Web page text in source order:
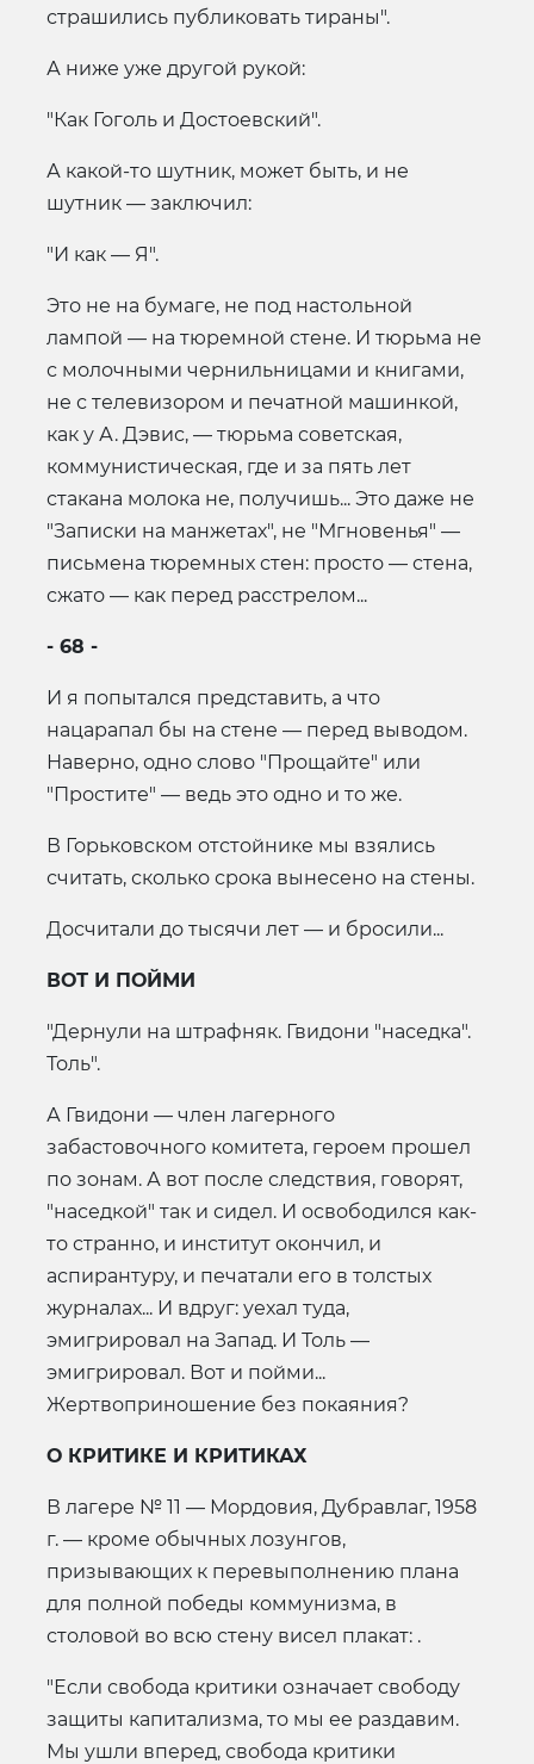
страшились публиковать тираны".
А ниже уже другой рукой:
"Как Гоголь и Достоевский".
А какой-то шутник, может быть, и не
шутник — заключил:
"И как — Я".
Это не на бумаге, не под настольной
лампой — на тюремной стене. И тюрьма не
с молочными чернильницами и книгами,
не с телевизором и печатной машинкой,
как у А. Дэвис, — тюрьма советская,
коммунистическая, где и за пять лет
стакана молока не, получишь... Это даже не
"Записки на манжетах", не "Мгновенья" —
письмена тюремных стен: просто — стена,
сжато — как перед расстрелом...
- 68 -
И я попытался представить, а что
нацарапал бы на стене — перед выводом.
Наверно, одно слово "Прощайте" или
"Простите" — ведь это одно и то же.
В Горьковском отстойнике мы взялись
считать, сколько срока вынесено на стены.
Досчитали до тысячи лет — и бросили...
ВОТ И ПОЙМИ
"Дернули на штрафняк. Гвидони "наседка".
Толь".
А Гвидони — член лагерного
забастовочного комитета, героем прошел
по зонам. А вот после следствия, говорят,
"наседкой" так и сидел. И освободился как-
то странно, и институт окончил, и
аспирантуру, и печатали его в толстых
журналах... И вдруг: уехал туда,
эмигрировал на Запад. И Толь —
эмигрировал. Вот и пойми...
Жертвоприношение без покаяния?
О КРИТИКЕ И КРИТИКАХ
В лагере № 11 — Мордовия, Дубравлаг, 1958
г. — кроме обычных лозунгов,
призывающих к перевыполнению плана
для полной победы коммунизма, в
столовой во всю стену висел плакат: .
"Если свобода критики означает свободу
защиты капитализма, то мы ее раздавим.
Мы ушли вперед, свобода критики